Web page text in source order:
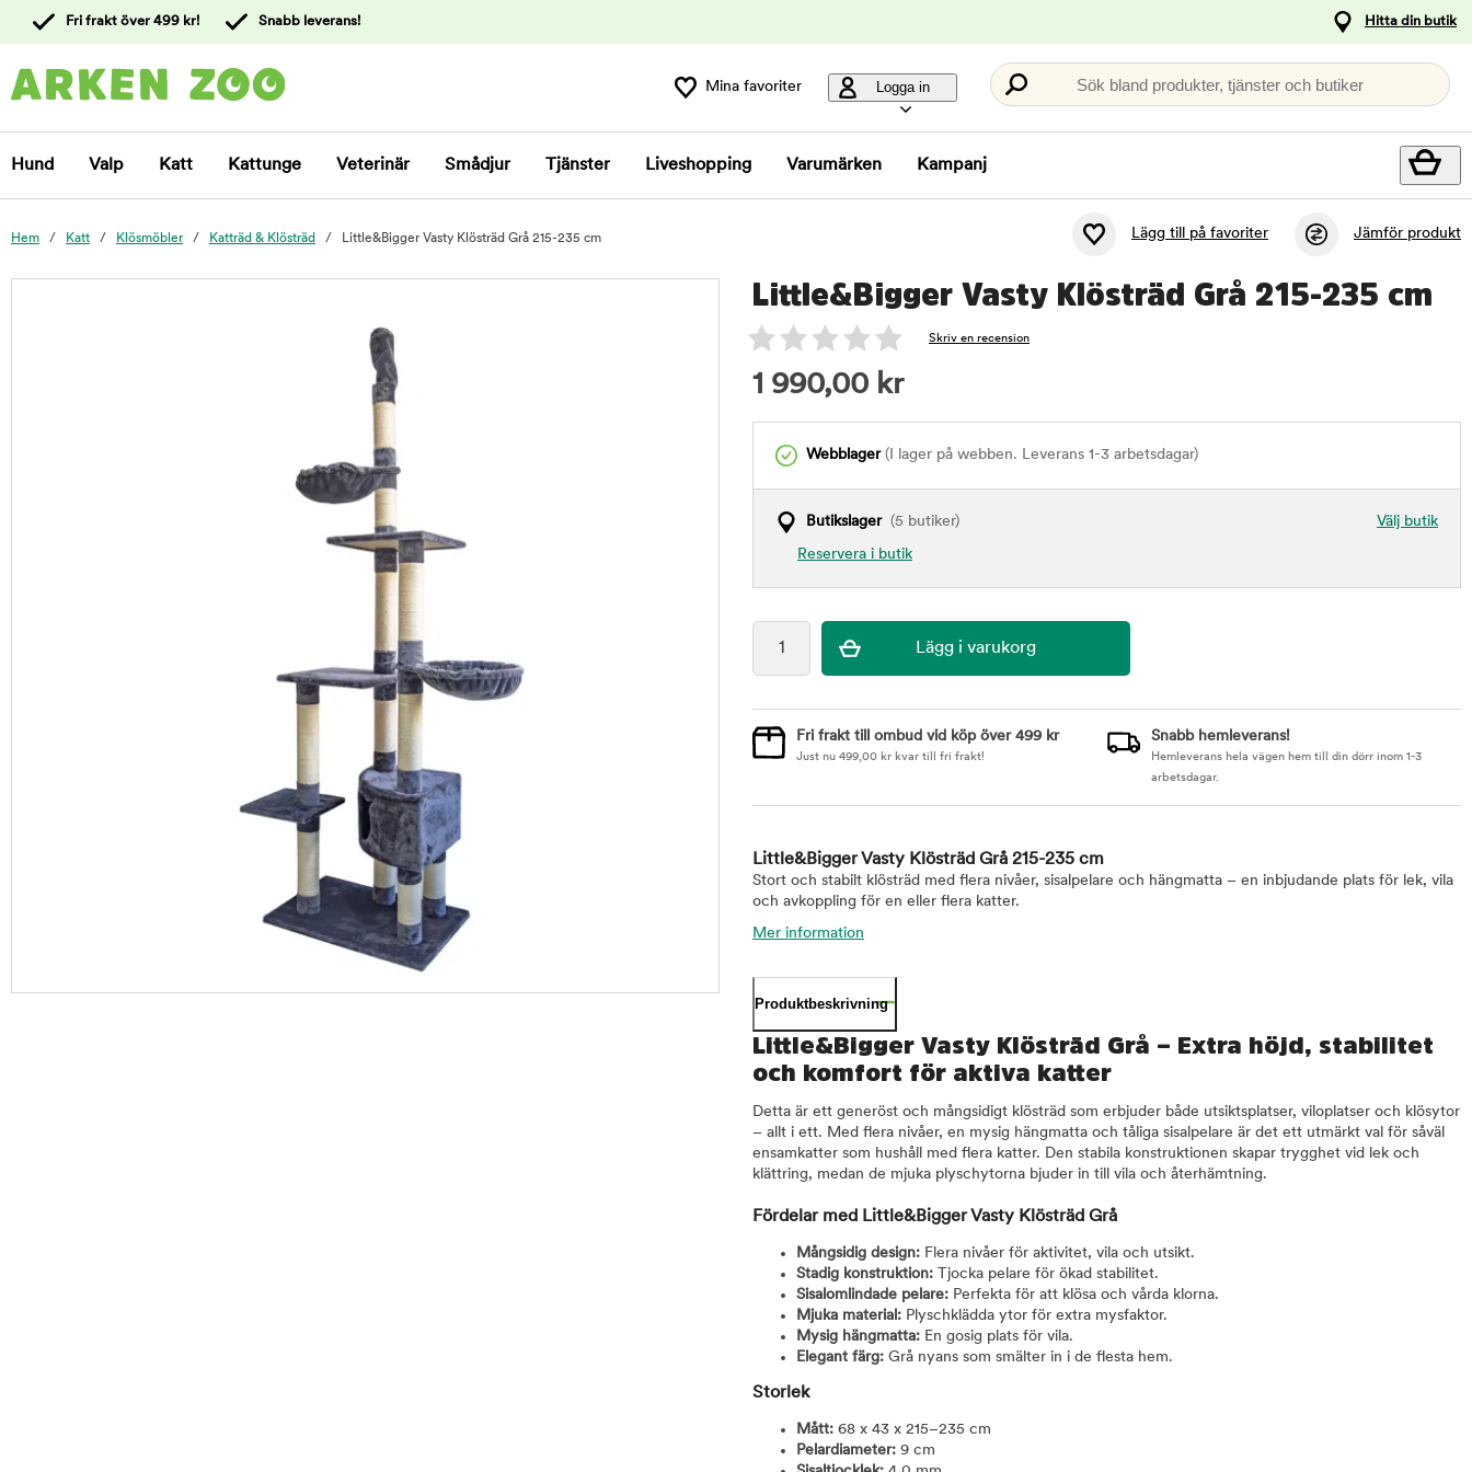
kundtjänst
Fri frakt över 499 kr! Snabb leverans! Hitta din butik
Mina favoriter Logga in Sök bland produkter, tjänster och butiker
Hund Valp Katt Kattunge Veterinär Smådjur Tjänster Liveshopping Varumärken Kampanj
Hem Katt Klösmöbler Katträd & Klösträd Little&Bigger Vasty Klösträd Grå 215-235 cm Lägg till på favoriter Jämför produkt
Little&Bigger Vasty Klösträd Grå 215-235 cm
Skriv en recension
1 990,00 kr
Webblager(I lager på webben. Leverans 1-3 arbetsdagar)
Välj butik
Butikslager(5 butiker)
Reservera i butik
Fri frakt till ombud vid köp över 499 kr
Just nu 499,00 kr kvar till fri frakt!
Snabb hemleverans!
Hemleverans hela vägen hem till din dörr inom 1-3
arbetsdagar.
Little&Bigger Vasty Klösträd Grå 215-235 cm
Stort och stabilt klösträd med flera nivåer, sisalpelare och hängmatta – en inbjudande plats för lek, vila
och avkoppling för en eller flera katter.
Mer information
Produktbeskrivning
Little&Bigger Vasty Klösträd Grå – Extra höjd, stabilitet
och komfort för aktiva katter
Detta är ett generöst och mångsidigt klösträd som erbjuder både utsiktsplatser, viloplatser och klösytor
– allt i ett. Med flera nivåer, en mysig hängmatta och tåliga sisalpelare är det ett utmärkt val för såväl
ensamkatter som hushåll med flera katter. Den stabila konstruktionen skapar trygghet vid lek och
klättring, medan de mjuka plyschytorna bjuder in till vila och återhämtning.
Fördelar med Little&Bigger Vasty Klösträd Grå
Mångsidig design: Flera nivåer för aktivitet, vila och utsikt.
Stadig konstruktion: Tjocka pelare för ökad stabilitet.
Sisalomlindade pelare: Perfekta för att klösa och vårda klorna.
Mjuka material: Plyschklädda ytor för extra mysfaktor.
Mysig hängmatta: En gosig plats för vila.
Elegant färg: Grå nyans som smälter in i de flesta hem.
Storlek
Mått: 68 x 43 x 215–235 cm
Pelardiameter: 9 cm